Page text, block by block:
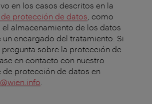
en los casos descritos en la
protección de datos , como
almacenamiento de los datos
un encargado del tratamiento. Si
pregunta sobre la protección de
en contacto con nuestro
de protección de datos en